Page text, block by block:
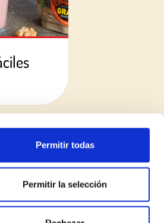
Permitir todas
Permitir la selección